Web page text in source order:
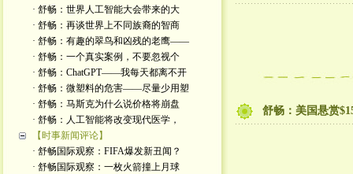
· 舒畅：世界人工智能大会带来的大
· 舒畅：再谈世界上不同族裔的智商
· 舒畅：有趣的翠鸟和凶残的老鹰——
· 舒畅：一个真实案例，不要忽视个
· 舒畅：ChatGPT——我每天都离不开
· 舒畅：微塑料的危害——尽量少用塑
· 舒畅：马斯克为什么说价格将崩盘
· 舒畅：人工智能将改变现代医学，
【时事新闻评论】
· 舒畅国际观察：FIFA爆发新丑闻？
· 舒畅国际观察：一枚火箭撞上月球
舒畅：美国悬赏